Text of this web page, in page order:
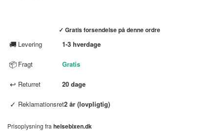
✓ Gratis forsendelse på denne ordre
🚚 Levering 1-3 hverdage
📦 Fragt Gratis
↩ Returret 20 dage
✓ Reklamationsret2 år (lovpligtig)
Prisoplysning fra helsebixen.dk